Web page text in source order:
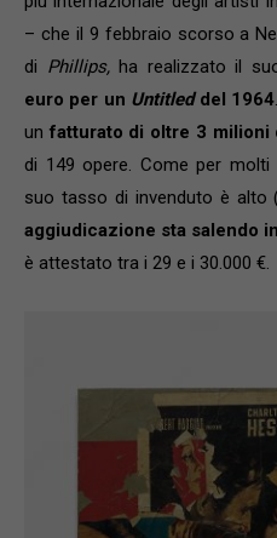
– che il 9 febbraio scorso a
di Phillips,ha realizzato il
euro per un Untitleddel 1964
un fatturato di oltre 3 milioni
di 149 opere. Come per
suo tasso di invenduto è alto
aggiudicazione sta salendo
è attestato tra i 29 e i 30.000 €.